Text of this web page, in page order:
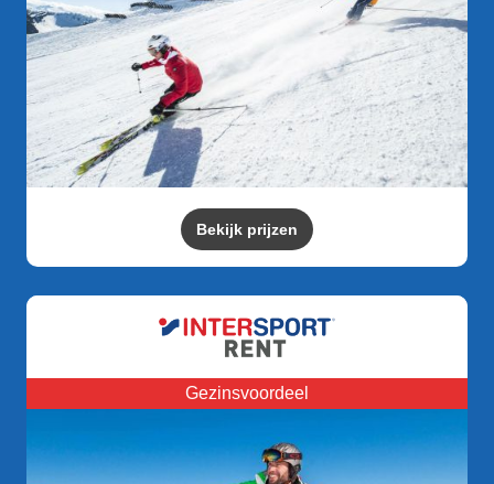
Bekijk prijzen
Gezinsvoordeel